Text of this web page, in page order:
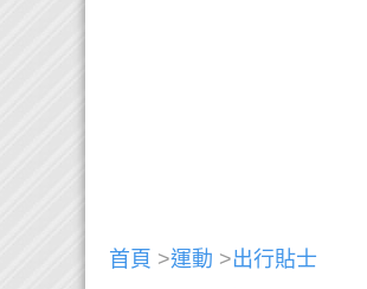
首頁 >運動 >出行貼士